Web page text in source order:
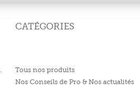
CATÉGORIES
Tous nos produits
Nos Conseils de Pro & Nos actualités